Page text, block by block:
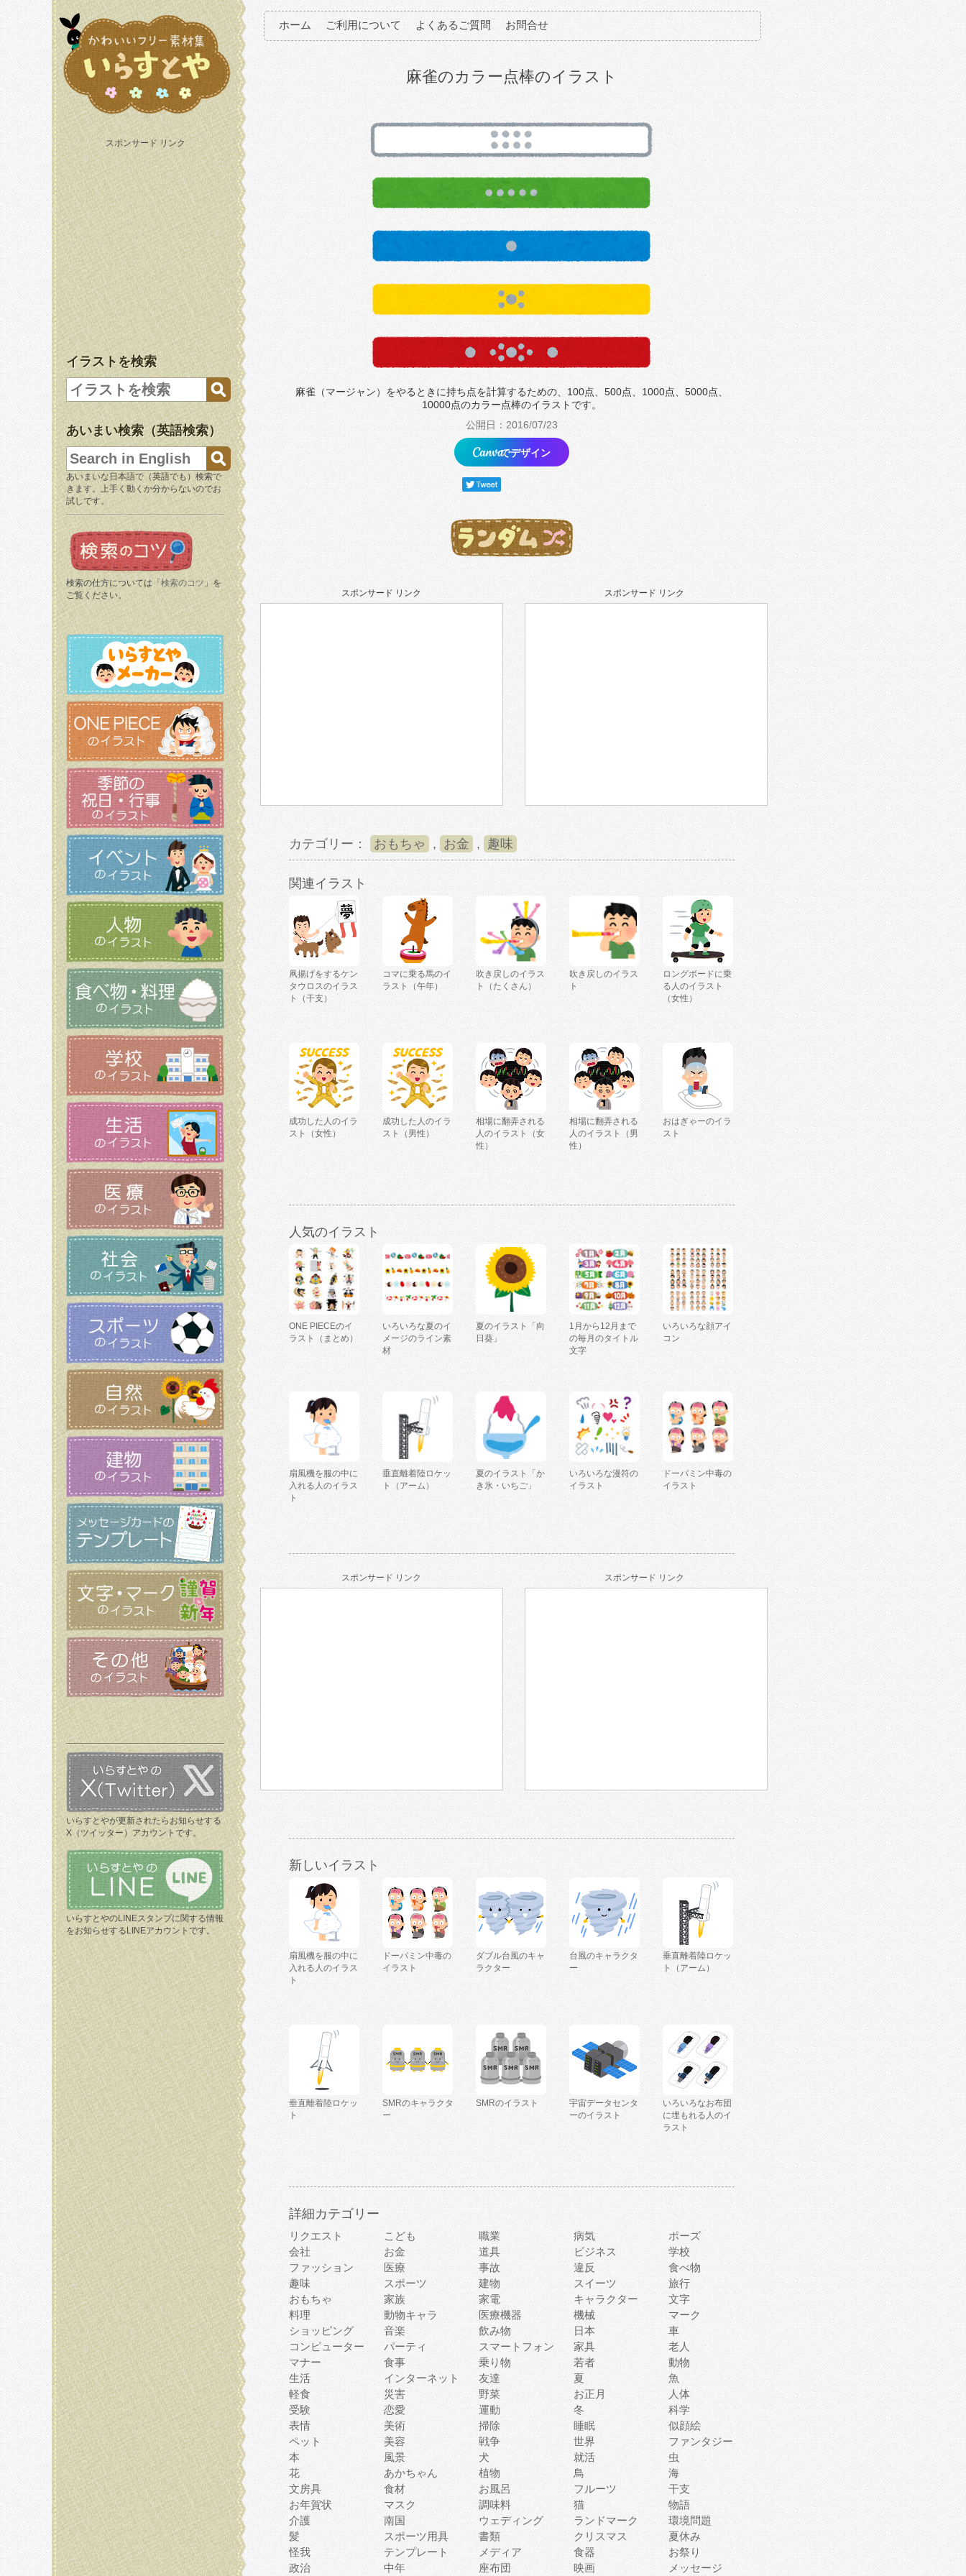
スポンサード リンク
イラストを検索
あいまい検索（英語検索）
あいまいな日本語で（英語でも）検索で
きます。上手く動くか分からないのでお
試しです。
検索の仕方については「 検索のコツ 」を
ご覧ください。
いらすとやが更新されたらお知らせする
X（ツイッター）アカウントです。
いらすとやのLINEスタンプに関する情報
をお知らせするLINEアカウントです。
ホーム ご利用について よくあるご質問 お問合せ
麻雀のカラー点棒のイラスト
麻雀（マージャン）をやるときに持ち点を計算するための、100点、500点、1000点、5000点、
10000点のカラー点棒のイラストです。
公開日：2016/07/23
でデザイン
スポンサード リンク スポンサード リンク
カテゴリー： おもちゃ , お金 , 趣味
関連イラスト
凧揚げをするケン
タウロスのイラス
ト（干支）
コマに乗る馬のイ
ラスト（午年）
吹き戻しのイラス
ト（たくさん）
吹き戻しのイラス
ト
ロングボードに乗
る人のイラスト
（女性）
成功した人のイラ
スト（女性）
成功した人のイラ
スト（男性）
相場に翻弄される
人のイラスト（女
性）
相場に翻弄される
人のイラスト（男
性）
おはぎゃーのイラ
スト
人気のイラスト
ONE PIECEのイ
ラスト（まとめ）
いろいろな夏のイ
メージのライン素
材
夏のイラスト「向
日葵」
1月から12月まで
の毎月のタイトル
文字
いろいろな顔アイ
コン
扇風機を服の中に
入れる人のイラス
ト
垂直離着陸ロケッ
ト（アーム）
夏のイラスト「か
き氷・いちご」
いろいろな漫符の
イラスト
ドーパミン中毒の
イラスト
スポンサード リンク スポンサード リンク
新しいイラスト
扇風機を服の中に
入れる人のイラス
ト
ドーパミン中毒の
イラスト
ダブル台風のキャ
ラクター
台風のキャラクタ
ー
垂直離着陸ロケッ
ト（アーム）
垂直離着陸ロケッ
ト
SMRのキャラクタ
ー
SMRのイラスト
宇宙データセンタ
ーのイラスト
いろいろなお布団
に埋もれる人のイ
ラスト
詳細カテゴリー
リクエスト こども 職業 病気
ポーズ
会社
お金 道具 ビジネス
学校
ファッション
医療 事故 違反
食べ物
趣味
スポーツ 建物 スイーツ
旅行
おもちゃ
家族 家電 キャラクター
文字
料理
動物キャラ 医療機器 機械
マーク
ショッピング
音楽 飲み物 日本
車
コンピューター
パーティ スマートフォン 家具
老人
マナー
食事 乗り物 若者
動物
生活
インターネット 友達 夏
魚
軽食
災害 野菜 お正月
人体
受験
恋愛 運動 冬
科学
表情
美術 掃除 睡眠
似顔絵
ペット
美容 戦争 世界
ファンタジー
本
風景 犬 就活
虫
花
あかちゃん 植物 鳥
海
文房具
食材 お風呂 フルーツ
干支
お年賀状
マスク 調味料 猫
物語
介護
南国 ウェディング ランドマーク
環境問題
髪
スポーツ用具 書類 クリスマス
夏休み
怪我
テンプレート メディア 食器
お祭り
政治
中年 座布団 映画 メッセージ